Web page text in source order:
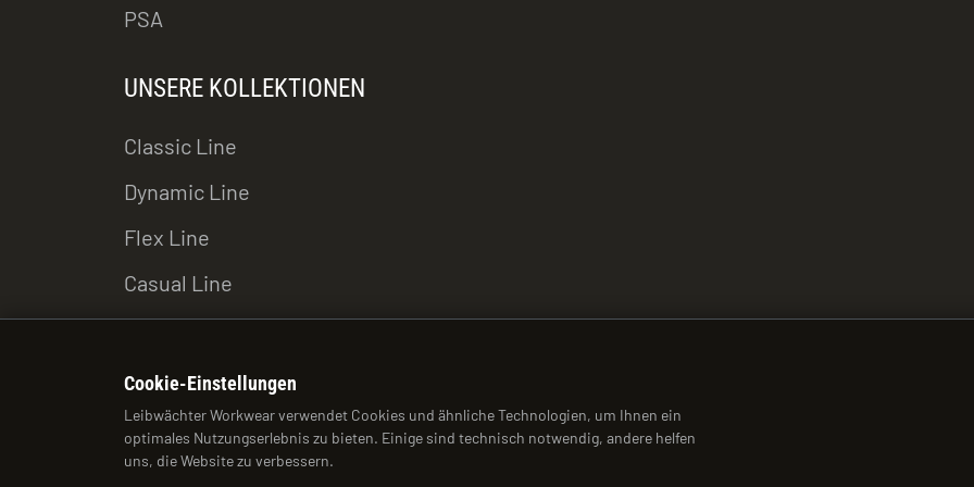
PSA
UNSERE KOLLEKTIONEN
Classic Line
Dynamic Line
Flex Line
Casual Line
Cookie-Einstellungen
Leibwächter Workwear verwendet Cookies und ähnliche Technologien, um Ihnen ein
optimales Nutzungserlebnis zu bieten. Einige sind technisch notwendig, andere helfen
uns, die Website zu verbessern.